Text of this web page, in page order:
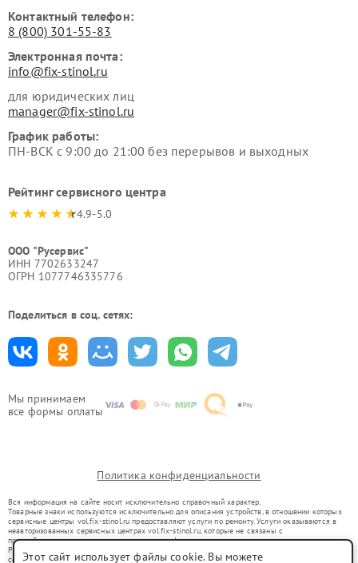
Мы принимаем
все формы оплаты
Контактный телефон:
8 (800) 301-55-83
Электронная почта:
info@fix-stinol.ru
для юридических лиц
manager@fix-stinol.ru
График работы:
ПН-ВСК с 9:00 до 21:00 без перерывов и выходных
Рейтинг сервисного центра
4.9-5.0
ООО "Русервис"
ИНН 7702633247
ОГРН 1077746335776
Поделиться в соц. сетях:
Политика конфиденциальности
Вся информация на сайте носит исключительно справочный характер.
Товарные знаки используются исключительно для описания устройств, в отношении которых
сервисные центры vol.fix-stinol.ru предоставляют услуги по ремонту. Услуги оказываются в
неавторизованных сервисных центрах vol.fix-stinol.ru, которые не связаны с
правообладателями товарных знаков или их официальными представителями.
Ремонт осуществляется для устройств, уже введенных в гражданский оборот в соответствии
со статьей 1487 ГК РФ.
Этот сайт использует файлы cookie. Вы можете